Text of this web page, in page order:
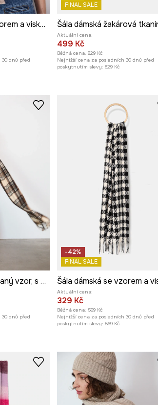
Šála dámská se vzorem a viskózou
dnů před
FINAL SALE
Aktuální cena:
499 Kč
Běžná cena: 829 Kč
Nejnižší cena za posledních 30 dnů před
poskytnutím slevy: 829 Kč
Šála dámská károvaný vzor, s viskózou
dnů před
-42%
FINAL SALE
Aktuální cena:
329 Kč
Běžná cena: 569 Kč
Nejnižší cena za posledních 30 dnů před
poskytnutím slevy: 569 Kč